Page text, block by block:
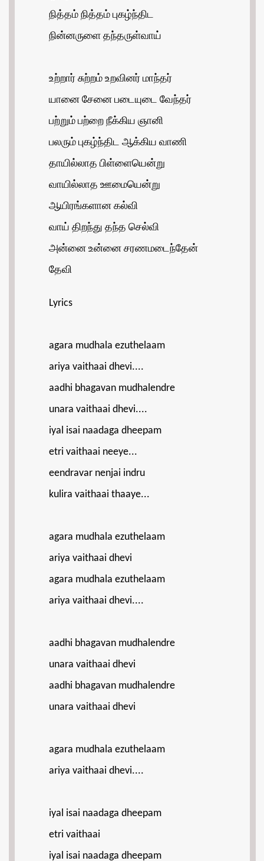
நித்தம் நித்தம் புகழ்ந்திட
நின்னருளை தந்தருள்வாய்
உற்றார் சுற்றம் உறவினர் மாந்தர்
யானை சேனை படையுடை வேந்தர்
பற்றும் பற்றை நீக்கிய ஞானி
பலரும் புகழ்ந்திட ஆக்கிய வாணி
தாயில்லாத பிள்ளையென்று
வாயில்லாத ஊமையென்று
ஆயிரங்களான கல்வி
வாய் திறந்து தந்த செல்வி
அன்னை உன்னை சரணமடைந்தேன்
தேவி
Lyrics
agara mudhala ezuthelaam
ariya vaithaai dhevi....
aadhi bhagavan mudhalendre
unara vaithaai dhevi....
iyal isai naadaga dheepam
etri vaithaai neeye...
eendravar nenjai indru
kulira vaithaai thaaye...
agara mudhala ezuthelaam
ariya vaithaai dhevi
agara mudhala ezuthelaam
ariya vaithaai dhevi....
aadhi bhagavan mudhalendre
unara vaithaai dhevi
aadhi bhagavan mudhalendre
unara vaithaai dhevi
agara mudhala ezuthelaam
ariya vaithaai dhevi....
iyal isai naadaga dheepam
etri vaithaai
iyal isai naadaga dheepam